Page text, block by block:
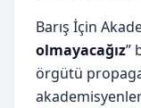
Barış İçin
olmayacağız”
örgütü